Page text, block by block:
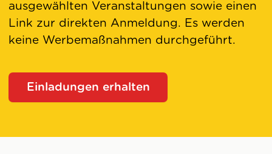
ausgewählten Veranstaltungen sowie einen
Link zur direkten Anmeldung. Es werden
keine Werbemaßnahmen durchgeführt.
Einladungen erhalten